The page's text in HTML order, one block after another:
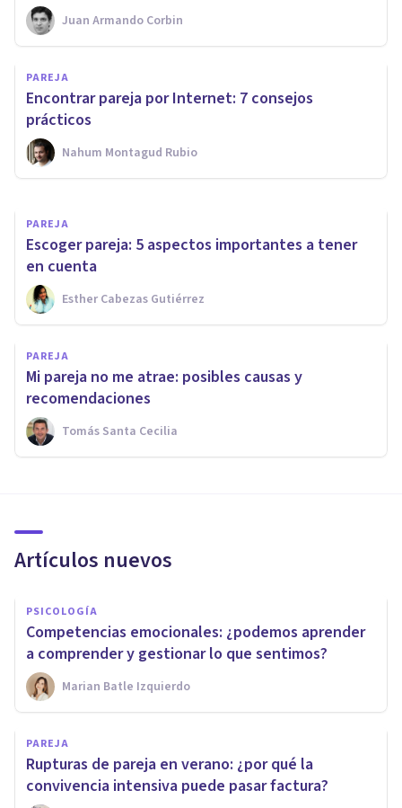
Juan Armando Corbin
PAREJA
Encontrar pareja por Internet: 7 consejos
prácticos
Nahum Montagud Rubio
PAREJA
Mi pareja se enfada y no me
habla: por qué ocurre y qué
hacer
Oscar Castillero Mimenza
PAREJA
​Escoger pareja: 5 aspectos importantes a tener
en cuenta
Esther Cabezas Gutiérrez
PAREJA
Mi pareja no me atrae: posibles causas y
recomendaciones
Tomás Santa Cecilia
Artículos nuevos
PSICOLOGÍA
Competencias emocionales: ¿podemos aprender
a comprender y gestionar lo que sentimos?
Marian Batle Izquierdo
PAREJA
Rupturas de pareja en verano: ¿por qué la
convivencia intensiva puede pasar factura?